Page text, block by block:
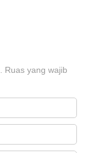
Ruas yang wajib